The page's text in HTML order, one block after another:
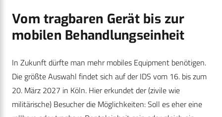
Vom tragbaren Gerät bis zur
mobilen Behandlungseinheit
In Zukunft dürfte man mehr mobiles Equipment benötigen.
Die größte Auswahl findet sich auf der IDS vom 16. bis zum
20. März 2027 in Köln. Hier erkundet der (zivile wie
militärische) Besucher die Möglichkeiten: Soll es eher eine